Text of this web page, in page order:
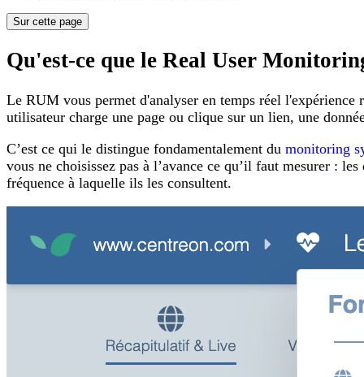
Sur cette page
Qu'est-ce que le Real User
Le RUM vous permet d'analyser en temps réel
utilisateur charge une page ou clique sur un lien, une
C’est ce qui le distingue fondamentalement du monitoring
vous ne choisissez pas à l’avance ce qu’il faut mesurer :
fréquence à laquelle ils les consultent.